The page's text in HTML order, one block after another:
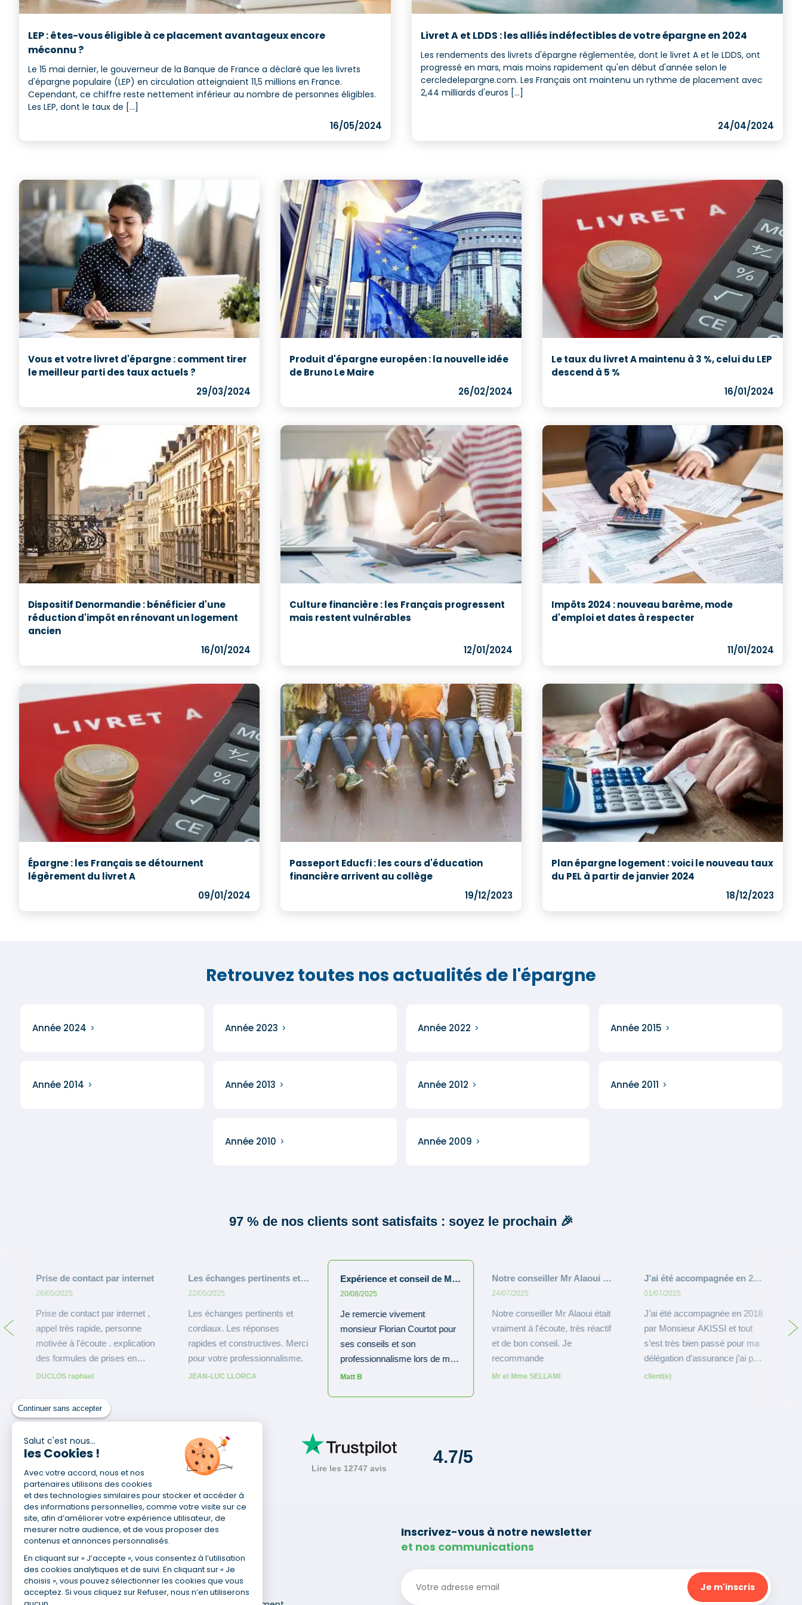
Continuer sans accepter
Salut c'est nous...
les Cookies !
Avec votre accord, nous et nos
partenaires utilisons des cookies
et des technologies similaires pour stocker et accéder à
des informations personnelles, comme votre visite sur ce
site, afin d’améliorer votre expérience utilisateur, de
mesurer notre audience, et de vous proposer des
contenus et annonces personnalisés.
En cliquant sur « J’accepte », vous consentez à l’utilisation
des cookies analytiques et de suivi. En cliquant sur « Je
choisis », vous pouvez sélectionner les cookies que vous
acceptez. Si vous cliquez sur Refuser, nous n’en utiliserons
LEP : êtes-vous éligible à ce placement avantageux encore
méconnu ?
Le 15 mai dernier, le gouverneur de la Banque de France a déclaré que les livrets
d'épargne populaire (LEP) en circulation atteignaient 11,5 millions en France.
Cependant, ce chiffre reste nettement inférieur au nombre de personnes éligibles.
Les LEP, dont le taux de [...]
16/05/2024
Livret A et LDDS : les alliés indéfectibles de votre épargne en 2024
Les rendements des livrets d'épargne réglementée, dont le livret A et le LDDS, ont
progressé en mars, mais moins rapidement qu'en début d'année selon le
cercledelepargne.com. Les Français ont maintenu un rythme de placement avec
2,44 milliards d'euros [...]
24/04/2024
Vous et votre livret d'épargne : comment tirer
le meilleur parti des taux actuels ?
29/03/2024
Produit d'épargne européen : la nouvelle idée
de Bruno Le Maire
26/02/2024
Le taux du livret A maintenu à 3 %, celui du LEP
descend à 5 %
16/01/2024
Dispositif Denormandie : bénéficier d'une
réduction d'impôt en rénovant un logement
ancien
16/01/2024
Culture financière : les Français progressent
mais restent vulnérables
12/01/2024
Impôts 2024 : nouveau barème, mode
d'emploi et dates à respecter
11/01/2024
Épargne : les Français se détournent
légèrement du livret A
09/01/2024
Passeport Educfi : les cours d'éducation
financière arrivent au collège
19/12/2023
Plan épargne logement : voici le nouveau taux
du PEL à partir de janvier 2024
18/12/2023
Retrouvez toutes nos actualités de l'épargne
Année 2024 Année 2023 Année 2022 Année 2015
Année 2014 Année 2013 Année 2012 Année 2011
Année 2010 Année 2009
Pour en savoir plus
Inscrivez-vous à notre newsletter
et nos communications